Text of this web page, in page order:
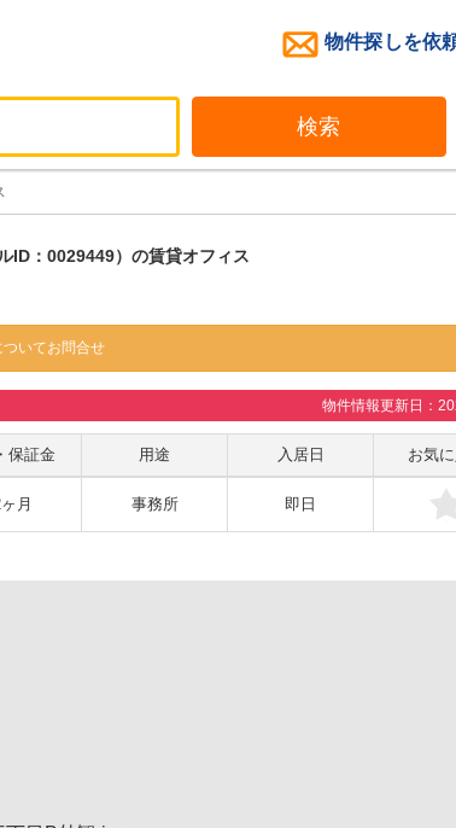
物件探しを依
検索
ID：0029449）の賃貸オフィス
ついてお問合せ
物件情報更新日：
保証金 用途 入居日 お気
月 事務所 即日